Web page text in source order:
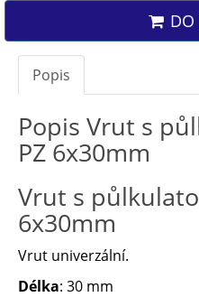
DO
Popis
Popis Vrut s
PZ 6x30mm
Vrut s
6x30mm
Vrut univerzální.
Délka: 30 mm